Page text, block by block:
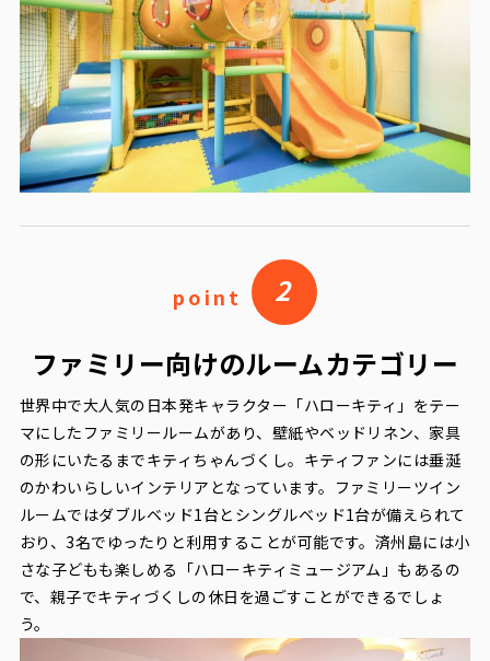
point
2
ファミリー向けのルームカテゴリー
世界中で大人気の日本発キャラクター「ハローキティ」をテー
マにしたファミリールームがあり、壁紙やベッドリネン、家具
の形にいたるまでキティちゃんづくし。キティファンには垂涎
のかわいらしいインテリアとなっています。ファミリーツイン
ルームではダブルベッド1台とシングルベッド1台が備えられて
おり、3名でゆったりと利用することが可能です。済州島には小
さな子どもも楽しめる「ハローキティミュージアム」もあるの
で、親子でキティづくしの休日を過ごすことができるでしょ
う。